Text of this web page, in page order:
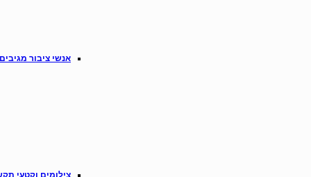
אנשי ציבור
צילומים וקטעי